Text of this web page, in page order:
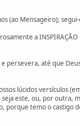
(ao Mensageiro);
a INSPIRAÇÃO
persevera, até que
lúcidos versículos
este, ou, por outra,
porque temo o castigo